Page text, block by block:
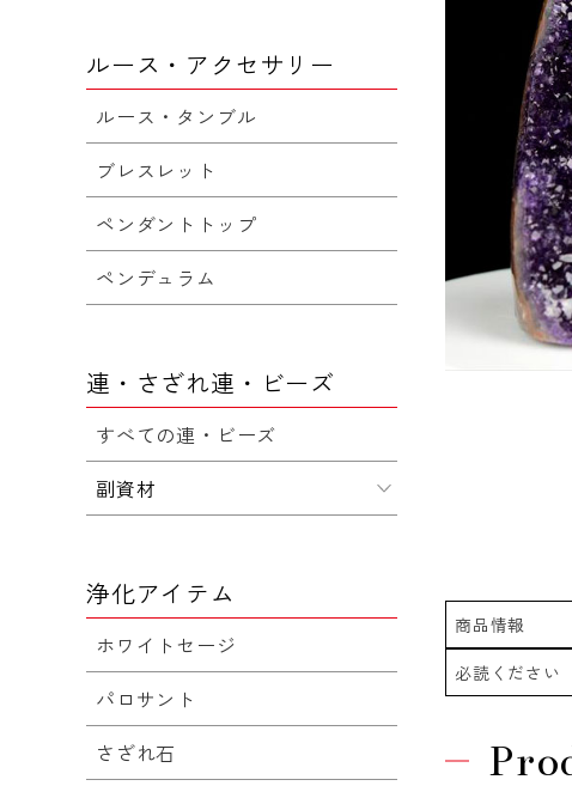
商品情報
必読ください
ルース・アクセサリー
ルース・タンブル
ブレスレット
ペンダントトップ
ペンデュラム
連・さざれ連・ビーズ
すべての連・ビーズ
副資材
浄化アイテム
ホワイトセージ
パロサント
さざれ石